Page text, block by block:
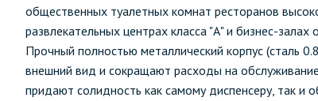
общественных туалетных комнат ресторанов
развлекательных центрах класса "А" и бизнес-залах
Прочный полностью металлический корпус (сталь
внешний вид и сокращают расходы на
придают солидность как самому диспенсеру, так и